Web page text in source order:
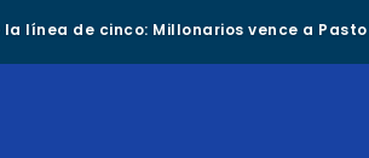
línea de cinco: Millonarios vence a Pasto